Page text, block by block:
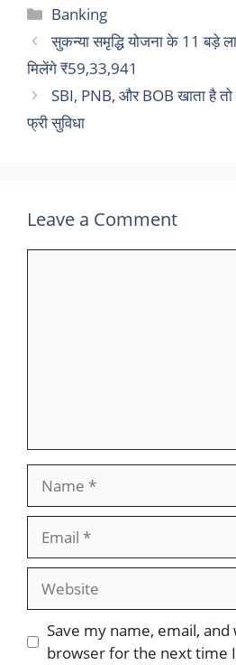
Categories
Banking
सुकन्या समृद्धि योजना के 11 बड़े
मिलेंगे ₹59,33,941
SBI, PNB, और BOB खाता है
फ्री सुविधा
Leave a Comment
Website
Save my name, email,
browser for the next time